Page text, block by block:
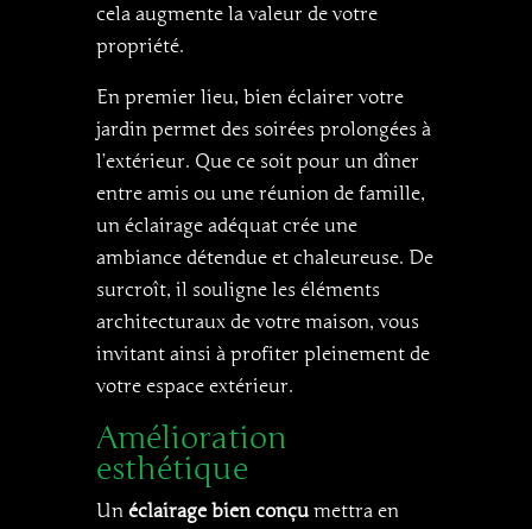
cela augmente la valeur de votre
propriété.
En premier lieu, bien éclairer votre
jardin permet des soirées prolongées à
l’extérieur. Que ce soit pour un dîner
entre amis ou une réunion de famille,
un éclairage adéquat crée une
ambiance détendue et chaleureuse. De
surcroît, il souligne les éléments
architecturaux de votre maison, vous
invitant ainsi à profiter pleinement de
votre espace extérieur.
Amélioration
esthétique
Un éclairage bien conçu mettra en